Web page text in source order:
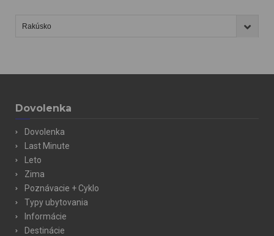
Dovolenka
Dovolenka
Last Minute
Leto
Zima
Poznávacie + Cyklo
Typy ubytovania
Informácie
Destinácie